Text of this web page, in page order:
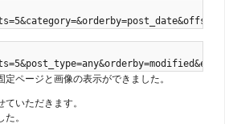
ページと画像の表示ができました。
いただきます。
。